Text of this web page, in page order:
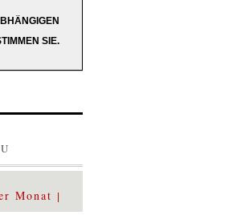
SIE.
Monat